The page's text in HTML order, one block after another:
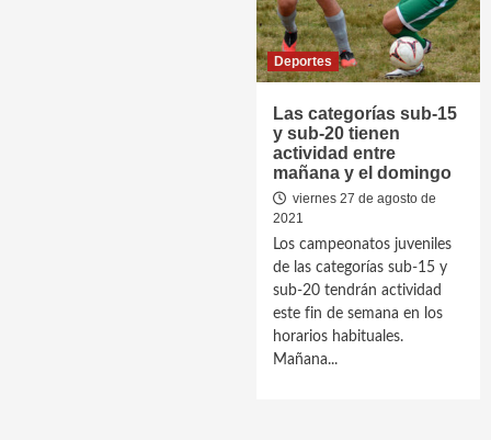
Deportes
Las categorías sub-15
y sub-20 tienen
actividad entre
mañana y el domingo
viernes 27 de agosto de
2021
Los campeonatos juveniles
de las categorías sub-15 y
sub-20 tendrán actividad
este fin de semana en los
horarios habituales.
Mañana...